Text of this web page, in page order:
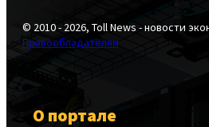
© 2010 - 2026, Toll News - новости
Правообладателям
О портале